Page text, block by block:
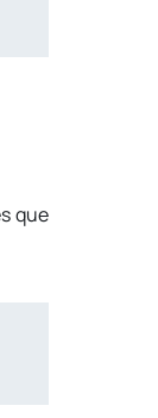
que